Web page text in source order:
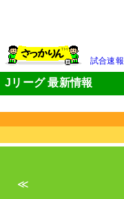
試合速報
Jリーグ 最新情報
≪